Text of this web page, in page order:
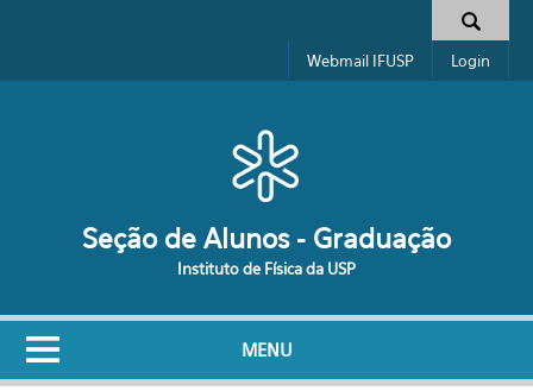
Formulário de busca
Webmail IFUSP Login
Seção de Alunos - Graduação
Instituto de Física da USP
MENU